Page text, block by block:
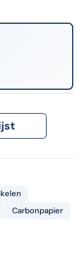
Carbonpapier